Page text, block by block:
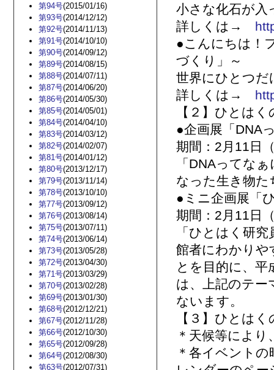
第94号(2015/01/16)
第93号(2014/12/12)
第92号(2014/11/13)
第91号(2014/10/10)
第90号(2014/09/12)
第89号(2014/08/15)
第88号(2014/07/11)
第87号(2014/06/20)
第86号(2014/05/30)
第85号(2014/05/01)
第84号(2014/04/10)
第83号(2014/03/12)
第82号(2014/02/07)
第81号(2014/01/12)
第80号(2013/12/17)
第79号(2013/11/14)
第78号(2013/10/10)
第77号(2013/09/12)
第76号(2013/08/14)
第75号(2013/07/11)
第74号(2013/06/14)
第73号(2013/05/28)
第72号(2013/04/30)
第71号(2013/03/29)
第70号(2013/02/28)
第69号(2013/01/30)
第68号(2012/12/21)
第67号(2012/11/28)
第66号(2012/10/30)
第65号(2012/09/28)
第64号(2012/08/30)
第63号(2012/07/31)
小さな化石が入
詳しくは→
●こんにちは！
づくり」～
世界にひとつ
詳しくは→
【２】ひとはく
●企画展「DNA
期間：2月11日
「DNAってな
なった生き物た
●ミニ企画展「
期間：2月11日
「ひとはく研
館者にわかりや
とを⽬的に、
は、上記のテー
ないます。
【３】ひとは
＊天候等によ
＊各イベント